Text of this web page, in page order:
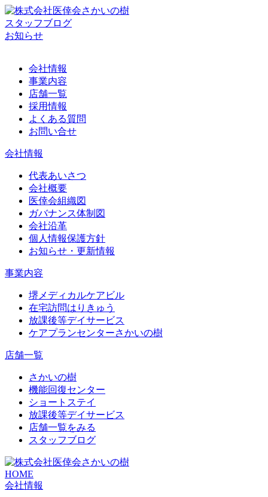
スタッフブログ
お知らせ
会社情報
事業内容
店舗一覧
採用情報
よくある質問
お問い合せ
会社情報
代表あいさつ
会社概要
医倖会組織図
ガバナンス体制図
会社沿革
個人情報保護方針
お知らせ・更新情報
事業内容
堺メディカルケアビル
在宅訪問はりきゅう
放課後等デイサービス
ケアプランセンターさかいの樹
店舗一覧
さかいの樹
機能回復センター
ショートステイ
放課後等デイサービス
店舗一覧をみる
スタッフブログ
HOME
会社情報